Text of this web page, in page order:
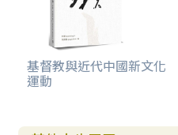
基督教與近代中國新文化
運動